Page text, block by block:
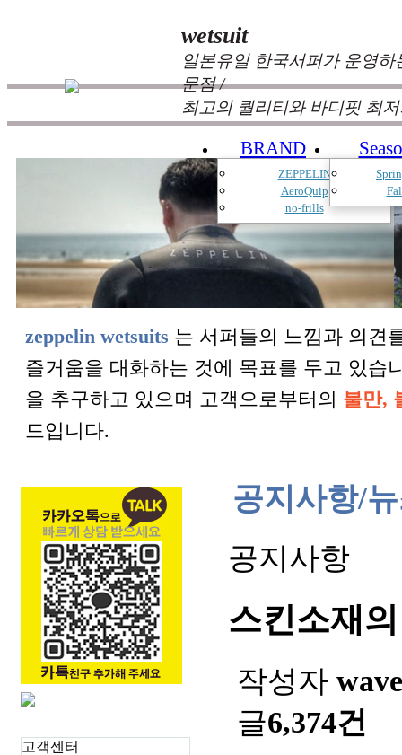
wetsuit
일본유일 한국서퍼가 운영
문점 /
최고의 퀄리티와 바디핏 최
BRAND
ZEPPELIN
AeroQuip
no-frills
zeppelin wetsuits 는 서퍼들의 느낌과 의견
즐거움을 대화하는 것에 목표를 두고 있
을 추구하고 있으며 고객으로부터의 불만,
드입니다.
고객센터
공지사항/
공지사항
스킨소재
작성자 wave
글6,374건